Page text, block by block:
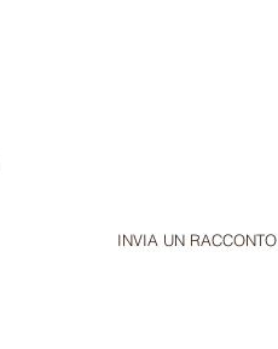
INVIA UN RACCONTO